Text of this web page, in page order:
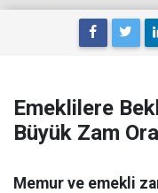
Emeklilere
Büyük Zam
Memur ve emekli